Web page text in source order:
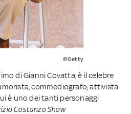
©Getty
di Gianni Covatta, è il celebre
commediografo, attivista
è uno dei tanti personaggi
Costanzo Show